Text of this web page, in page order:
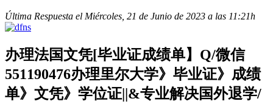
Última Respuesta el Miércoles, 21 de Junio de 2023 a las 11:21h
办理法国文凭[毕业证成绩单】Q/微信
551190476办理里尔大学》毕业证》成绩
单》文凭》学位证||&专业解决国外退学/